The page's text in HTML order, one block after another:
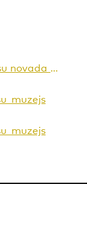
Talsu novada muzejs